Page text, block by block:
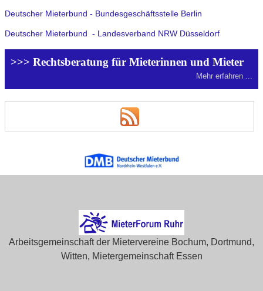
Deutscher Mieterbund - Bundesgeschäftsstelle Berlin
Deutscher Mieterbund - Landesverband NRW Düsseldorf
>>> Rechtsberatung für Mieterinnen und Mieter
Mehr erfahren ...
Arbeitsgemeinschaft der Mietervereine Bochum, Dortmund,
Witten, Mietergemeinschaft Essen